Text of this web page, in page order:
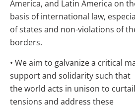
America, and Latin America on
basis of international law,
of states and non-violations of
borders.
• We aim to galvanize a critical
support and solidarity such that
the world acts in unison to
tensions and address these